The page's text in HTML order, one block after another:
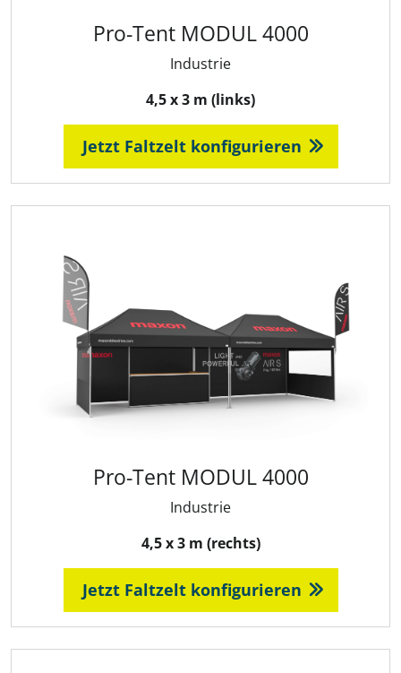
Pro-Tent MODUL 4000
Industrie
4,5 x 3 m (links)
Jetzt Faltzelt konfigurieren
Pro-Tent MODUL 4000
Industrie
4,5 x 3 m (rechts)
Jetzt Faltzelt konfigurieren